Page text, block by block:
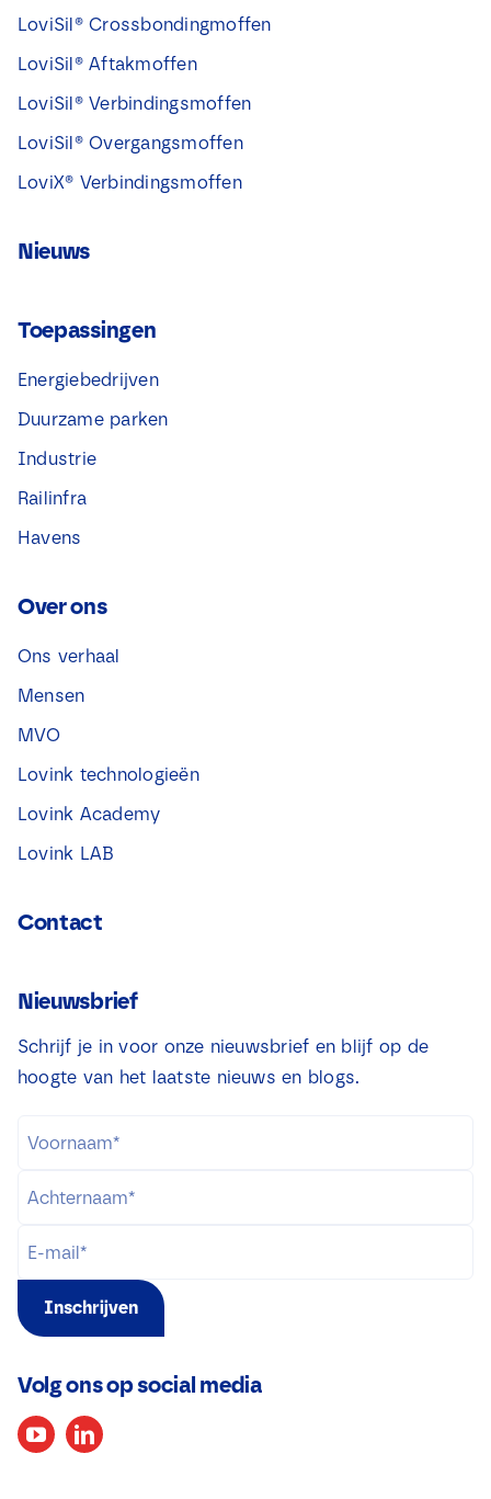
LoviSil® Crossbondingmoffen
LoviSil® Aftakmoffen
LoviSil® Verbindingsmoffen
LoviSil® Overgangsmoffen
LoviX® Verbindingsmoffen
Nieuws
Toepassingen
Energiebedrijven
Duurzame parken
Industrie
Railinfra
Havens
Over ons
Ons verhaal
Mensen
MVO
Lovink technologieën
Lovink Academy
Lovink LAB
Contact
Nieuwsbrief
Schrijf je in voor onze nieuwsbrief en blijf op de
hoogte van het laatste nieuws en blogs.
Inschrijven
Volg ons op social media